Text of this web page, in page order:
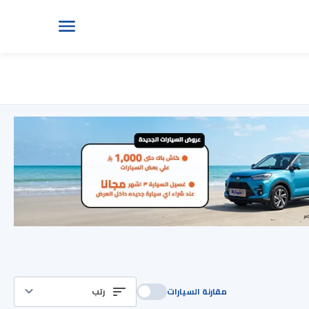
مقارنة السيارات رتب